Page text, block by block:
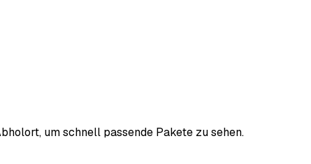
um schnell passende Pakete zu sehen.